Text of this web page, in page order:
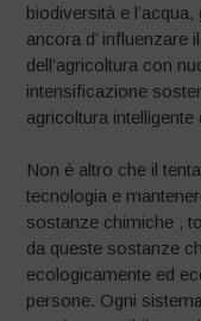
biodiversità e
ancora d’ influenzare
dell’agricoltura con
intensificazione
agricoltura intelligente
Non è altro che il
tecnologia e
sostanze chimiche ,
da queste sostanze
ecologicamente ed
persone. Ogni